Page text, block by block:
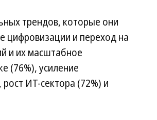
трендов, которые они
цифровизации и переход на
и их масштабное
(76%), усиление
ИТ-сектора (72%) и